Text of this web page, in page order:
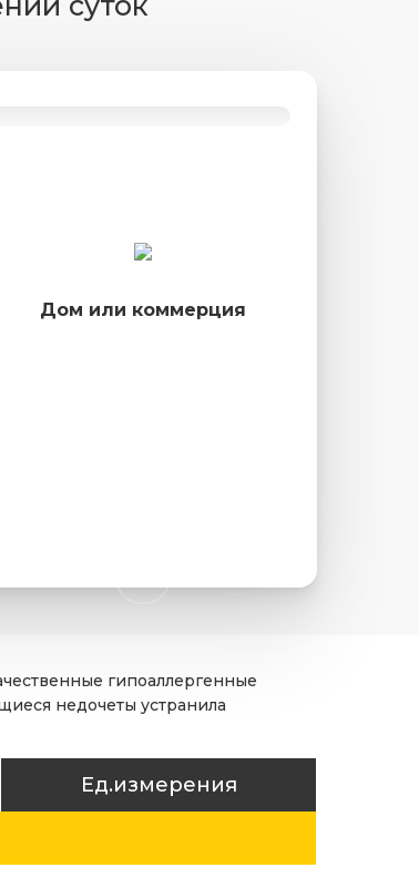
Дом или коммерция
гипоаллергенные
недочеты устранила
Ед.измерения